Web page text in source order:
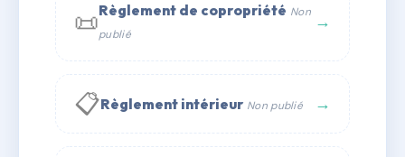
📜Règlement de copropriété Non
publié
→
📋Règlement intérieur Non publié →